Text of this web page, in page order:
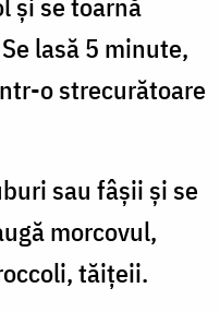
lasă 5 minute,
o strecurătoare
sau fâșii și se
morcovul,
tăițeii.